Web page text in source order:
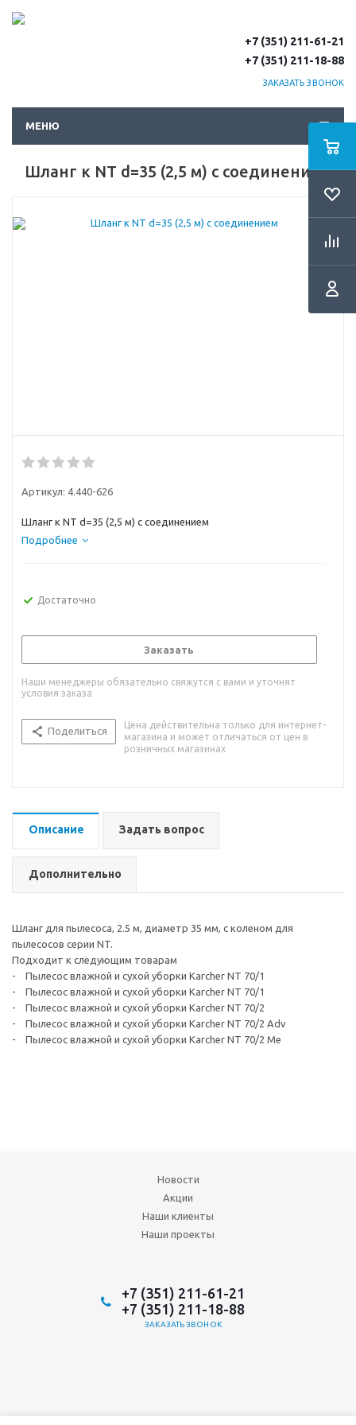
+7 (351) 211-61-21
+7 (351) 211-18-88
ЗАКАЗАТЬ ЗВОНОК
МЕНЮ
Шланг к NT d=35 (2,5 м) с соединением
Артикул: 4.440-626
Шланг к NT d=35 (2,5 м) с соединением
Подробнее
Достаточно
Заказать
Наши менеджеры обязательно свяжутся с вами и уточнят
условия заказа
Поделиться
Цена действительна только для интернет-
магазина и может отличаться от цен в
розничных магазинах
Описание Задать вопрос
Дополнительно
Шланг для пылесоса, 2.5 м, диаметр 35 мм, с коленом для
пылесосов серии NT.
Подходит к следующим товарам
- Пылесос влажной и сухой уборки Karcher NT 70/1
- Пылесос влажной и сухой уборки Karcher NT 70/1
- Пылесос влажной и сухой уборки Karcher NT 70/2
- Пылесос влажной и сухой уборки Karcher NT 70/2 Adv
- Пылесос влажной и сухой уборки Karcher NT 70/2 Me
Новости
Акции
Наши клиенты
Наши проекты
+7 (351) 211-61-21
+7 (351) 211-18-88
ЗАКАЗАТЬ ЗВОНОК